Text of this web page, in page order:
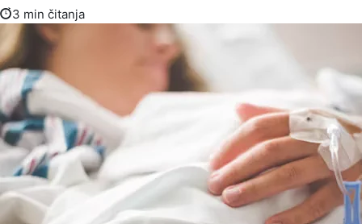
3 min čitanja